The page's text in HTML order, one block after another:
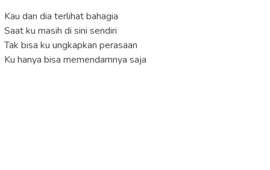
Kau dan dia terlihat bahagia
Saat ku masih di sini sendiri
Tak bisa ku ungkapkan perasaan
Ku hanya bisa memendamnya saja